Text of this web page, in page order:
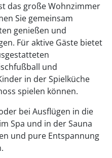
das große Wohnzimmer
Sie gemeinsam
genießen und
Für aktive Gäste bietet
und
in der Spielküche
spielen können.
bei Ausflügen in die
Spa und in der Sauna
und pure Entspannung